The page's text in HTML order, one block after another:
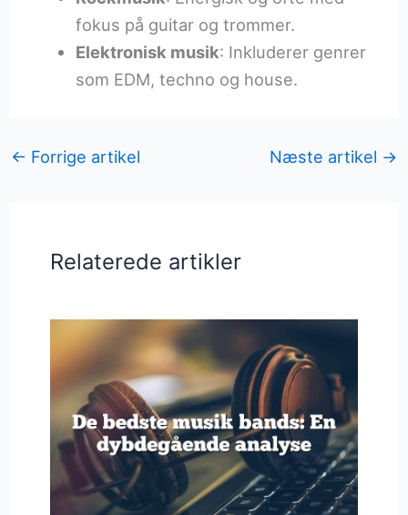
fokus på guitar og trommer.
Elektronisk musik: Inkluderer genrer
som EDM, techno og house.
← Forrige artikel Næste artikel →
Relaterede artikler